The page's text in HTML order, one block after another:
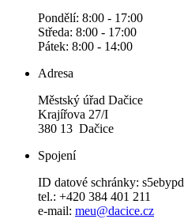
Pondělí: 8:00 - 17:00
Středa: 8:00 - 17:00
Pátek: 8:00 - 14:00
Adresa
Městský úřad Dačice
Krajířova 27/I
380 13 Dačice
Spojení
ID datové schránky: s5ebypd
tel.: +420 384 401 211
e-mail: meu@dacice.cz